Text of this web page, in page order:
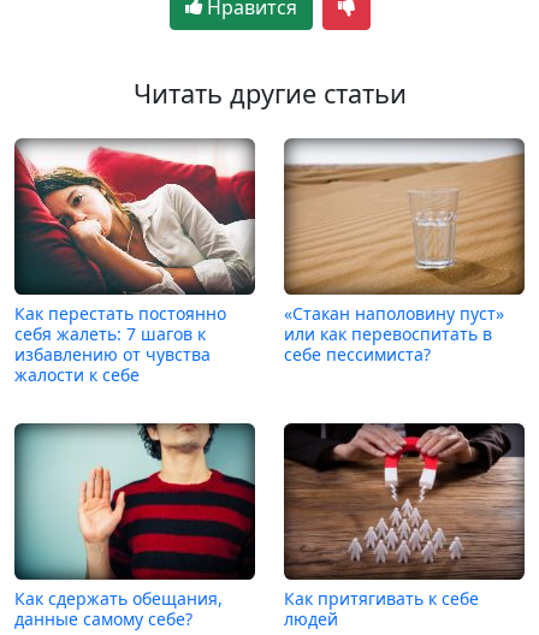
Нравится
Читать другие статьи
Как перестать постоянно
себя жалеть: 7 шагов к
избавлению от чувства
жалости к себе
«Стакан наполовину пуст»
или как перевоспитать в
себе пессимиста?
Как сдержать обещания,
данные самому себе?
Как притягивать к себе
людей